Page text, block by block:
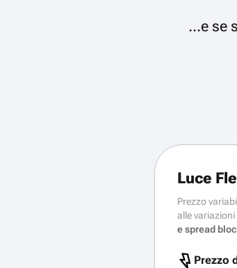
...e se
Luce
Prezzo
alle variazioni
e spread
Prezzo